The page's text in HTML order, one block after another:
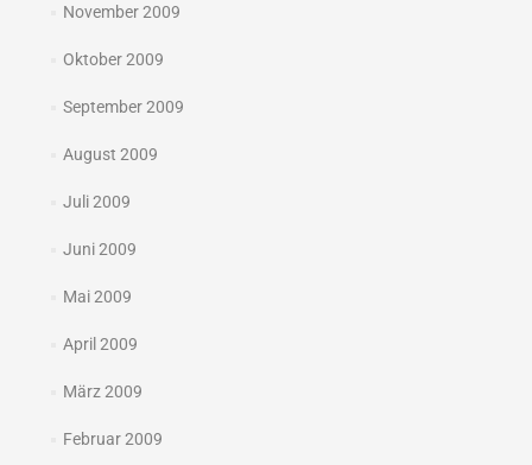
November 2009
Oktober 2009
September 2009
August 2009
Juli 2009
Juni 2009
Mai 2009
April 2009
März 2009
Februar 2009